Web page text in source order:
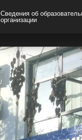
Сведения об
организации